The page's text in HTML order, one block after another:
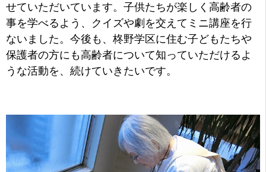
せていただいています。子供たちが楽しく高齢者の
事を学べるよう、クイズや劇を交えてミニ講座を行
ないました。今後も、柊野学区に住む子どもたちや
保護者の方にも高齢者について知っていただけるよ
うな活動を、続けていきたいです。